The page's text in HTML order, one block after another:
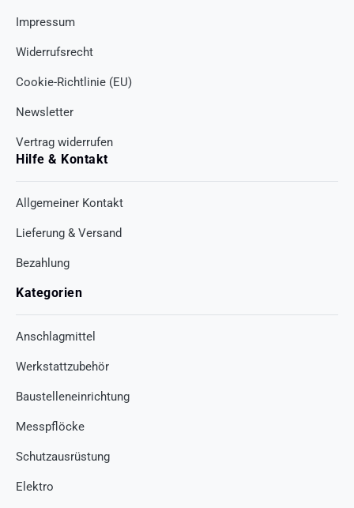
Impressum
Widerrufsrecht
Cookie-Richtlinie (EU)
Newsletter
Vertrag widerrufen
Hilfe & Kontakt
Allgemeiner Kontakt
Lieferung & Versand
Bezahlung
Kategorien
Anschlagmittel
Werkstattzubehör
Baustelleneinrichtung
Messpflöcke
Schutzausrüstung
Elektro